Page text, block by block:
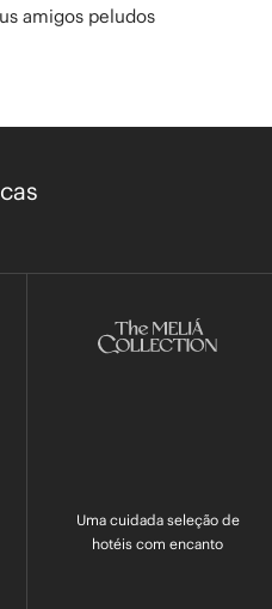
amigos peludos
Uma cuidada seleção de
hotéis com encanto